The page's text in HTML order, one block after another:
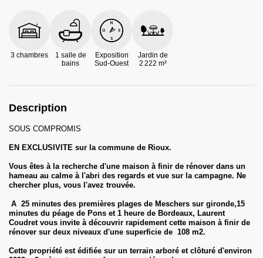
3 chambres
1 salle de
bains
Exposition
Sud-Ouest
Jardin de
2 222 m²
Description
SOUS COMPROMIS
EN EXCLUSIVITE sur la commune de Rioux.
Vous êtes à la recherche d'une maison à finir de rénover dans un
hameau au calme à l'abri des regards et vue sur la campagne. Ne
chercher plus, vous l'avez trouvée.
A 25 minutes des premières plages de Meschers sur gironde,15
minutes du péage de Pons et 1 heure de Bordeaux, Laurent
Coudret vous invite à découvrir rapidement cette maison à finir de
rénover sur deux niveaux d'une superficie de 108 m2.
Cette propriété est édifiée sur un terrain arboré et clôturé d'environ